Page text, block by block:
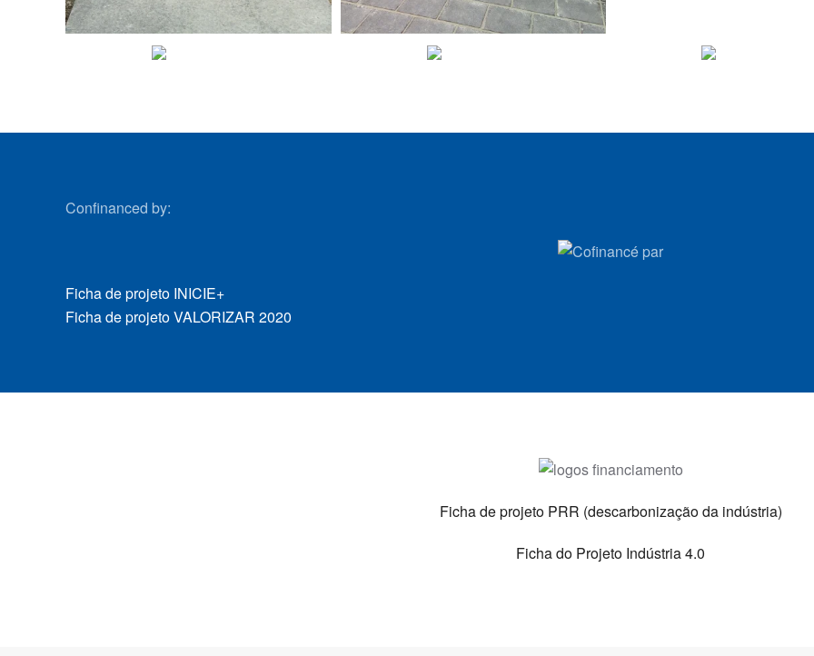
Confinanced by:
Ficha de projeto INICIE+
Ficha de projeto VALORIZAR 2020
Ficha de projeto PRR (descarbonização da indústria)
Ficha do Projeto Indústria 4.0